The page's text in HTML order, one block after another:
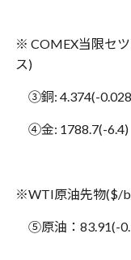
※ COMEX当限セ
ス)
③銅: 4.374(-
④金: 1788.7(-6.4)
※WTI原油先物($/
⑤原油： 83.91(-